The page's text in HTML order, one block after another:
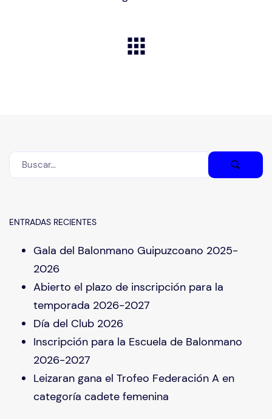
ENTRADAS RECIENTES
Gala del Balonmano Guipuzcoano 2025-
2026
Abierto el plazo de inscripción para la
temporada 2026-2027
Día del Club 2026
Inscripción para la Escuela de Balonmano
2026-2027
Leizaran gana el Trofeo Federación A en
categoría cadete femenina